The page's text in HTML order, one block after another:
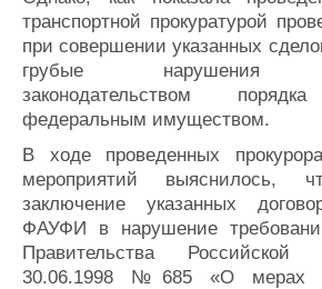
транспортной прокуратурой
при совершении указанных
грубые нарушения
законодательством
федеральным имуществом.
В ходе проведенных
мероприятий выяснилось,
заключение указанных
ФАУФИ в нарушение
Правительства
30.06.1998 №685 «О мерах